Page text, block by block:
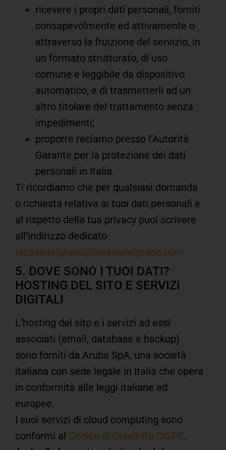
ricevere i propri dati personali, forniti
consapevolmente ed attivamente o
attraverso la fruizione del servizio, in
un formato strutturato, di uso
comune e leggibile da dispositivo
automatico, e di trasmetterli ad un
altro titolare del trattamento senza
impedimenti;
proporre reclamo presso l’Autorità
Garante per la protezione dei dati
personali in Italia.
Ti ricordiamo che per qualsiasi domanda
o richiesta relativa ai tuoi dati personali e
al rispetto della tua privacy puoi scrivere
all’indirizzo dedicato
lacasadelgrano@lacasadelgrano.com
5. DOVE SONO I TUOI DATI?
HOSTING DEL SITO E SERVIZI
DIGITALI
L’hosting del sito e i servizi ad essi
associati (email, database e backup)
sono forniti da Aruba SpA, una società
italiana con sede legale in Italia che opera
in conformità alle leggi italiane ed
europee.
I suoi servizi di cloud computing sono
conformi al Codice di Condotta CISPE.